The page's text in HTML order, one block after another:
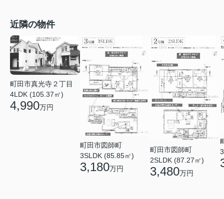
近隣の物件
町田市真光寺２丁目
4LDK (105.37㎡)
4,990万円
町田市図師町
3SLDK (85.85㎡)
3,180万円
町田市図師町
2SLDK (87.27㎡)
3,480万円